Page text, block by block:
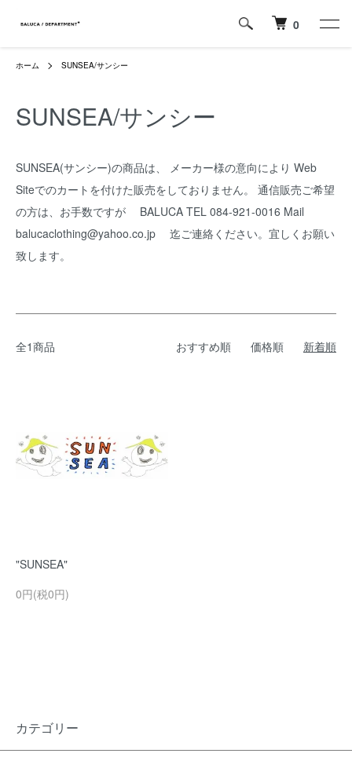
0
ホーム SUNSEA/サンシー
SUNSEA/サンシー
SUNSEA(サンシー)の商品は、 メーカー様の意向により Web
Siteでのカートを付けた販売をしておりません。 通信販売ご希望
の方は、お手数ですが BALUCA TEL 084-921-0016 Mail
balucaclothing@yahoo.co.jp 迄ご連絡ください。宜しくお願い
致します。
全1商品 おすすめ順 価格順 新着順
"SUNSEA"
0円(税0円)
カテゴリー